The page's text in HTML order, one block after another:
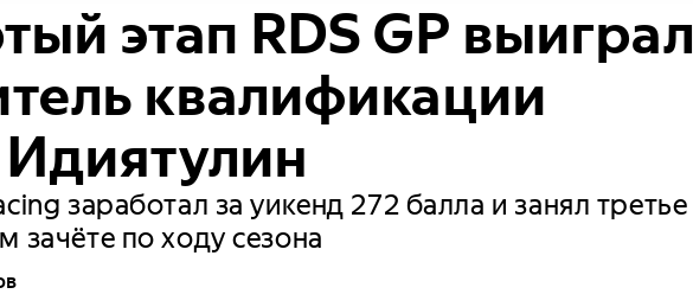
этап RDS GP выиграл
квалификации
заработал за уикенд 272 балла и занял третье
зачёте по ходу сезона